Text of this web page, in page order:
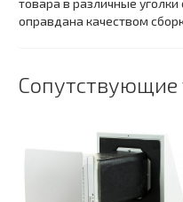
оправдана качеством
Сопутствующие